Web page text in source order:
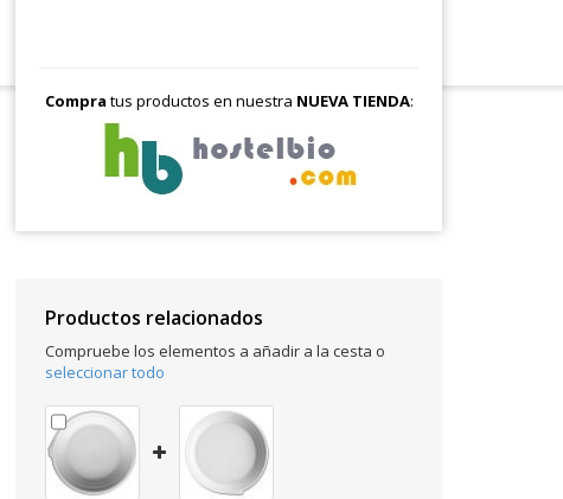
Compra tus productos en nuestra NUEVA TIENDA:
Productos relacionados
Compruebe los elementos a añadir a la cesta o
seleccionar todo